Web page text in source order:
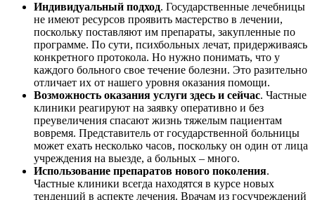
Индивидуальный подход. Государственные лечебницы
не имеют ресурсов проявить мастерство в лечении,
поскольку поставляют им препараты, закупленные по
программе. По сути, психбольных лечат, придерживаясь
конкретного протокола. Но нужно понимать, что у
каждого больного свое течение болезни. Это разительно
отличает их от нашего уровня оказания помощи.
Возможность оказания услуги здесь и сейчас. Частные
клиники реагируют на заявку оперативно и без
преувеличения спасают жизнь тяжелым пациентам
вовремя. Представитель от государственной больницы
может ехать несколько часов, поскольку он один от лица
учреждения на выезде, а больных – много.
Использование препаратов нового поколения.
Частные клиники всегда находятся в курсе новых
тенденций в аспекте лечения. Врачам из госучреждений